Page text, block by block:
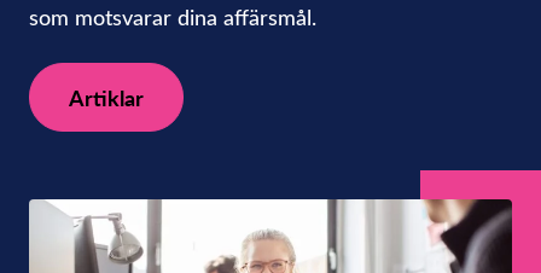
som motsvarar dina affärsmål.
Artiklar